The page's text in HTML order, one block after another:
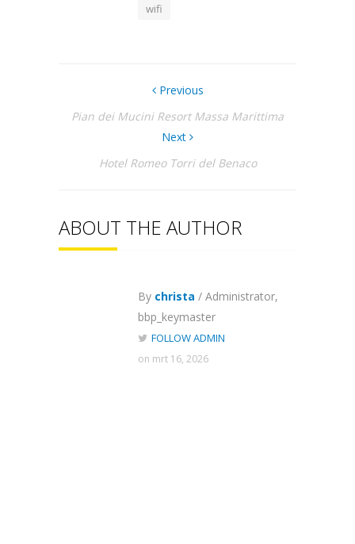
wifi
Previous
Pian dei Mucini Resort Massa Marittima
Next
Hotel Romeo Torri del Benaco
ABOUT THE AUTHOR
By christa / Administrator,
bbp_keymaster
FOLLOW ADMIN
on mrt 16, 2026